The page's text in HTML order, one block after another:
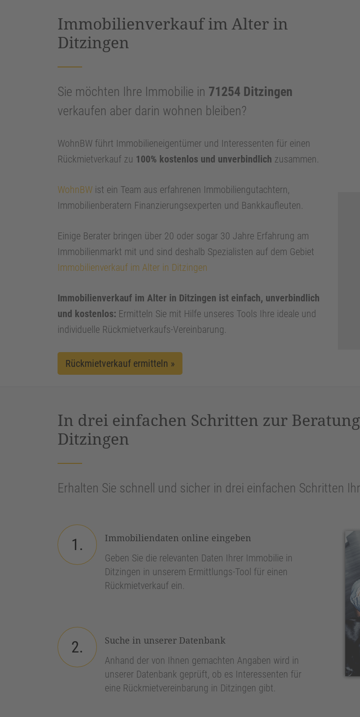
Immobilienverkauf im Alter in
Ditzingen
Sie möchten Ihre Immobilie in 71254 Ditzingen
verkaufen aber darin wohnen bleiben?
WohnBW führt Immobilieneigentümer und Interessenten für einen
Rückmietverkauf zu 100% kostenlos und unverbindlich zusammen.
WohnBW ist ein Team aus erfahrenen Immobiliengutachtern,
Immobilienberatern Finanzierungsexperten und Bankkaufleuten.
Einige Berater bringen über 20 oder sogar 30 Jahre Erfahrung am
Immobilienmarkt mit und sind deshalb Spezialisten auf dem Gebiet
Immobilienverkauf im Alter in Ditzingen
Immobilienverkauf im Alter in Ditzingen ist einfach, unverbindlich
und kostenlos: Ermitteln Sie mit Hilfe unseres Tools Ihre ideale und
individuelle Rückmietverkaufs-Vereinbarung.
Rückmietverkauf ermitteln »
In drei einfachen Schritten zur
Ditzingen
Erhalten Sie schnell und sicher in drei einfachen Schritten
1.
Immobiliendaten online eingeben
Geben Sie die relevanten Daten Ihrer Immobilie in
Ditzingen in unserem Ermittlungs-Tool für einen
Rückmietverkauf ein.
2.
Suche in unserer Datenbank
Anhand der von Ihnen gemachten Angaben wird in
unserer Datenbank geprüft, ob es Interessenten für
eine Rückmietvereinbarung in Ditzingen gibt.